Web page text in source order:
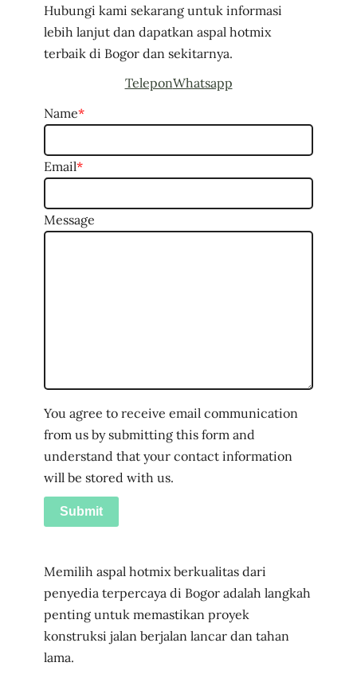
Hubungi kami sekarang untuk informasi
lebih lanjut dan dapatkan aspal hotmix
terbaik di Bogor dan sekitarnya.
TeleponWhatsapp
Name*
Email*
Message
You agree to receive email communication
from us by submitting this form and
understand that your contact information
will be stored with us.
Submit
Memilih aspal hotmix berkualitas dari
penyedia terpercaya di Bogor adalah langkah
penting untuk memastikan proyek
konstruksi jalan berjalan lancar dan tahan
lama.